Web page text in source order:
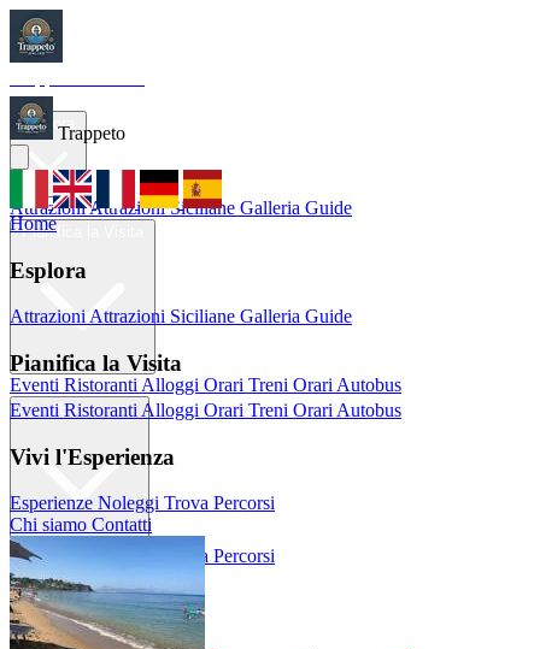
Home
AttrazioniAttrazioni Siciliane Galleria Guide
Eventi Ristoranti Alloggi Orari Treni Orari Autobus
Esperienze
Trova Percorsi
Chi siamoContatti
Trappeto
Home
Esplora
AttrazioniAttrazioni Siciliane Galleria Guide
Pianifica la Visita
Eventi Ristoranti Alloggi Orari Treni Orari Autobus
Vivi l'Esperienza
Esperienze Noleggi Trova Percorsi
Chi siamo Contatti